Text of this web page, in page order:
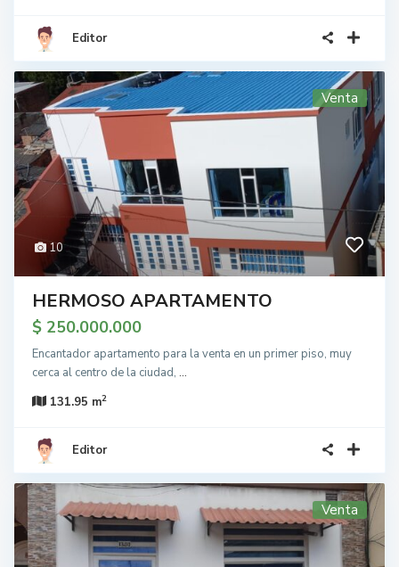
Editor
10
Venta
HERMOSO APARTAMENTO
$ 250.000.000
Encantador apartamento para la venta en un primer piso, muy
cerca al centro de la ciudad, ...
131.95 m2
Editor
Venta